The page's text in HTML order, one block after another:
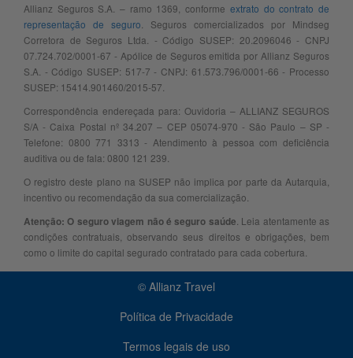
Allianz Seguros S.A. – ramo 1369, conforme extrato do contrato de
representação de seguro . Seguros comercializados por Mindseg
Corretora de Seguros Ltda. - Código SUSEP: 20.2096046 - CNPJ
07.724.702/0001-67 - Apólice de Seguros emitida por Allianz Seguros
S.A. - Código SUSEP: 517-7 - CNPJ: 61.573.796/0001-66 - Processo
SUSEP: 15414.901460/2015-57.
Correspondência endereçada para: Ouvidoria – ALLIANZ SEGUROS
S/A - Caixa Postal nº 34.207 – CEP 05074-970 - São Paulo – SP -
Telefone: 0800 771 3313 - Atendimento à pessoa com deficiência
auditiva ou de fala: 0800 121 239.
O registro deste plano na SUSEP não implica por parte da Autarquia,
incentivo ou recomendação da sua comercialização.
Atenção: O seguro viagem não é seguro saúde . Leia atentamente as
condições contratuais, observando seus direitos e obrigações, bem
como o limite do capital segurado contratado para cada cobertura.
© Allianz Travel
Política de Privacidade
Termos legais de uso